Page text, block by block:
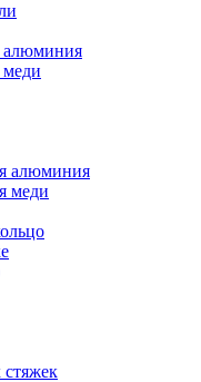
алюминия
меди
алюминия
меди